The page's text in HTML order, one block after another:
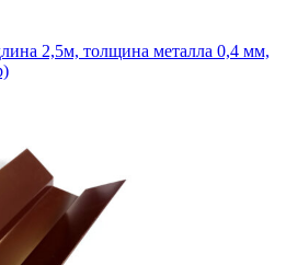
2,5м, толщина металла 0,4 мм,